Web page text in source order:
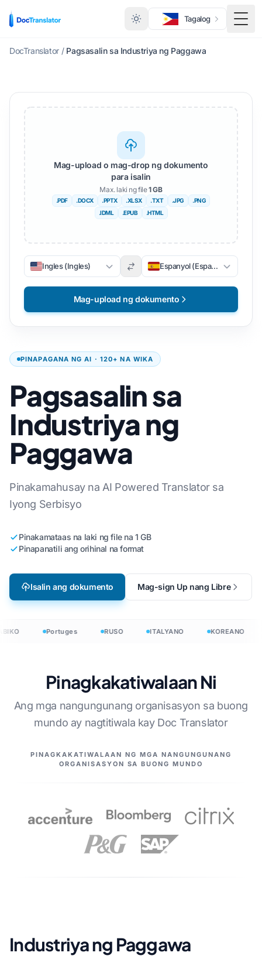
Tagalog
I-
DocTranslator / Pagsasalin sa Industriya ng Paggawa
PINAPAGANA NG AI · 120+ NA WIKA
Pagsasalin sa
Industriya ng
Paggawa
Pinakamahusay na AI Powered Translator sa
Iyong Serbisyo
Pinakamataas na laki ng file na 1 GB
Pinapanatili ang orihinal na format
Isalin ang dokumento Mag-sign Up nang Libre
Mag-upload o mag-drop ng dokumento
para isalin
Max. laki ng file1 GB
.PDF .DOCX .PPTX .XLSX .TXT .JPG
.PNG
.IDML
.EPUB .HTML
Ingles (Ingles) Espanyol (Espanyol)
Mag-upload ng dokumento
Portuges RUSO ITALYANO KOREANO
Pinagkakatiwalaan Ni
Ang mga nangungunang organisasyon sa buong
mundo ay nagtitiwala kay Doc Translator
ANG AMING MGA KASOSYO
PINAGKAKATIWALAAN NG MGA NANGUNGUNANG
ORGANISASYON SA BUONG MUNDO
Industriya ng Paggawa